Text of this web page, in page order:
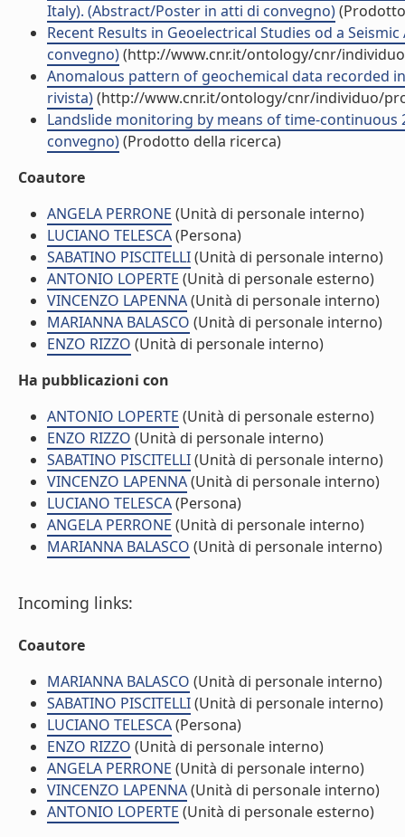
Italy). (Abstract/Poster in atti di convegno)
Recent Results in Geoelectrical Studies od a
convegno)(http://www.cnr.it/ontology/cnr/
Anomalous pattern of geochemical data recorded
rivista)(http://www.cnr.it/ontology/cnr/individuo/
Landslide monitoring by means of time-
convegno)(Prodotto della ricerca)
Coautore
ANGELA PERRONE (Unità di personale interno)
LUCIANO TELESCA(Persona)
SABATINO PISCITELLI(Unità di personale interno)
ANTONIO LOPERTE (Unità di personale esterno)
VINCENZO LAPENNA(Unità di personale interno)
MARIANNA BALASCO (Unità di personale interno)
ENZO RIZZO (Unità di personale interno)
Ha pubblicazioni con
ANTONIO LOPERTE (Unità di personale esterno)
ENZO RIZZO (Unità di personale interno)
SABATINO PISCITELLI(Unità di personale interno)
VINCENZO LAPENNA(Unità di personale interno)
LUCIANO TELESCA(Persona)
ANGELA PERRONE (Unità di personale interno)
MARIANNA BALASCO (Unità di personale interno)
Incoming links:
Coautore
MARIANNA BALASCO (Unità di personale interno)
SABATINO PISCITELLI(Unità di personale interno)
LUCIANO TELESCA(Persona)
ENZO RIZZO (Unità di personale interno)
ANGELA PERRONE (Unità di personale interno)
VINCENZO LAPENNA(Unità di personale interno)
ANTONIO LOPERTE (Unità di personale esterno)